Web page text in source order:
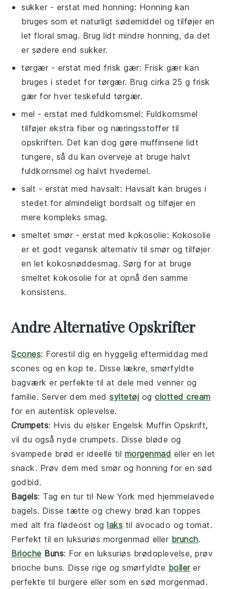
sukker - erstat medhonning: Honning kan
bruges som et naturligt sødemiddel og tilføjer en
let floral smag. Brug lidt mindre honning, da det
er sødere end sukker.
tørgær - erstat medfrisk gær: Frisk gær kan
bruges i stedet for tørgær. Brug cirka 25 g frisk
gær for hver teskefuld tørgær.
mel - erstat med fuldkornsmel: Fuldkornsmel
tilføjer ekstra fiber og næringsstoffer til
opskriften. Det kan dog gøre muffinsene lidt
tungere, så du kan overveje at bruge halvt
fuldkornsmel og halvt hvedemel.
salt - erstat medhavsalt: Havsalt kan bruges i
stedet for almindeligt bordsalt og tilføjer en
mere kompleks smag.
smeltet smør - erstat medkokosolie: Kokosolie
er et godt vegansk alternativ til smør og tilføjer
en let kokosnøddesmag. Sørg for at bruge
smeltet kokosolie for at opnå den samme
konsistens.
Andre Alternative Opskrifter
Scones: Forestil dig en hyggelig eftermiddag med
scones og en kop te. Disse lækre, smørfyldte
bagværk er perfekte til at dele med venner og
familie. Server dem medsyltetøj ogclotted cream
for en autentisk oplevelse.
Crumpets: Hvis du elsker Engelsk Muffin Opskrift,
vil du også nyde crumpets. Disse bløde og
svampede brød er ideelle til morgenmad eller en let
snack. Prøv dem medsmør oghonning for en sød
godbid.
Bagels: Tag en tur til New York med hjemmelavede
bagels. Disse tætte og chewy brød kan toppes
med alt fraflødeost og laks til avocado ogtomat.
Perfekt til en luksuriøs morgenmad eller brunch.
Brioche Buns: For en luksuriøs brødoplevelse, prøv
brioche buns. Disse rige og smørfyldte bollerer
perfekte til burgere eller som en sødmorgenmad .